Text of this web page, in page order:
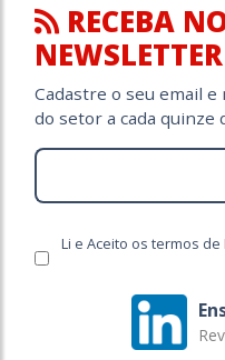
RECEBA
NEWSLETTER
Cadastre o seu email
do setor a cada quinze
Li e Aceito os termos de